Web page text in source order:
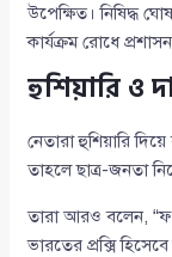
উপেক্ষিত। নিষিদ্ধ
কার্যক্রম রোধে প্রশাসন
হুশিয়ারি ও
নেতারা হুশিয়ারি
তাহলে ছাত্র-জনতা
তারা আরও বলেন,
ভারতের প্রক্সি